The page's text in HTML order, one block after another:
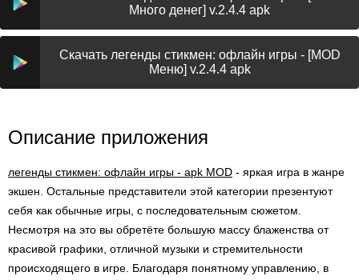
Много денег] v.2.4.4 apk
Скачать легенды стикмен: офлайн игры - [MOD
Меню] v.2.4.4 apk
Описание приложения
легенды стикмен: офлайн игры - apk MOD - яркая игра в жанре
экшен. Остальные представители этой категории презентуют
себя как обычные игры, с последовательным сюжетом.
Несмотря на это вы обретёте большую массу блаженства от
красивой графики, отличной музыки и стремительности
происходящего в игре. Благодаря понятному управлению, в